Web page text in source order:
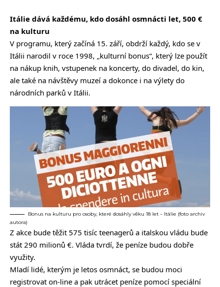
Itálie dává každému, kdo dosáhl osmnácti let, 500 €
na kulturu
V programu, který začíná 15. září, obdrží každý, kdo se v
Itálii narodil v roce 1998, „kulturní bonus“, který lze použít
na nákup knih, vstupenek na koncerty, do divadel, do kin,
ale také na návštěvy muzeí a dokonce i na výlety do
národních parků v Itálii.
Bonus na kulturu pro osoby, které dosáhly věku 18 let – Itálie (foto archiv
autora)
Z akce bude těžit 575 tisíc teenagerů a italskou vládu bude
stát 290 milionů €. Vláda tvrdí, že peníze budou dobře
využity.
Mladí lidé, kterým je letos osmnáct, se budou moci
registrovat on-line a pak utrácet peníze pomocí speciální